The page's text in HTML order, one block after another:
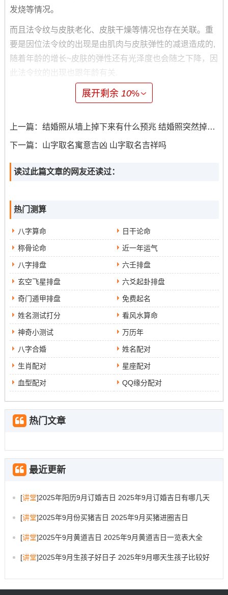
发烧等情况。
而且法令纹与皮肤老化、皮肤干燥等情况也存在关联。重
要是因位法令纹的出现是由肌肉与皮肤弹性的减退造成的,
随着年龄的增长~皮肤的弹性还有光泽度也会随之下降，因
此法令纹的出现也跟年龄有关.
4、怎样预防与治疗法令纹
共同要保持充足的睡眠 饮食清淡 -多喝水、多吃水果- 避免
过量饮酒、抽烟等不良习惯...
展开剩余10%
上一篇： 结婚照从墙上掉下来有什么预兆 结婚照突然掉下来预兆
下一篇： 山字取名寓意吉凶 山字取名吉祥吗
读过此篇文章的网友还读过：
热门测算
八字算命 日干论命
称骨论命 近一年运气
八字排盘 六壬排盘
玄空飞星排盘 六爻起卦排盘
奇门遁甲排盘 免费起名
姓名测试打分 看风水算命
神奇小测试 万历年
八字合婚 姓名配对
生肖配对 星座配对
血型配对 QQ缘分配对
热门文章
最近更新
[讲堂]2025年阳历9月订婚吉日 2025年9月订婚吉日有哪几天
[讲堂]2025年9月份买猪吉日 2025年9月买猪进圈吉日
[讲堂]2025午9月黄道吉日 2025年9月黄道吉日一览表大全
[讲堂]2025年9月生孩子好日子 2025年9月哪天生孩子比较好